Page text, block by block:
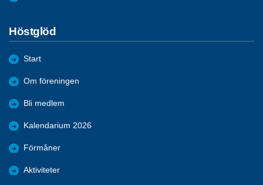
Höstglöd
Start
Om föreningen
Bli medlem
Kalendarium 2026
Förmåner
Aktiviteter